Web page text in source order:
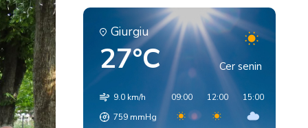
Giurgiu
27°C Cer senin
9.0 km/h
759 mmHg
09:00 12:00 15:00